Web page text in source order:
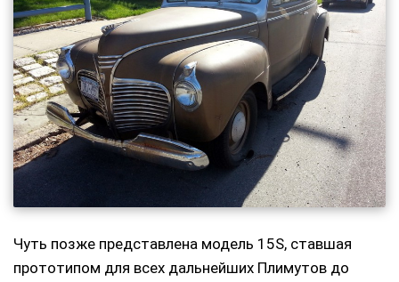
Чуть позже представлена модель 15S, ставшая
прототипом для всех дальнейших Плимутов до